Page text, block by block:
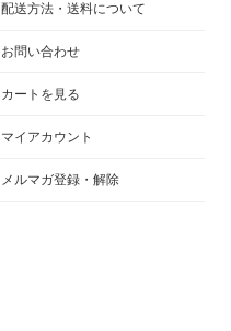
配送方法・送料について
お問い合わせ
カートを見る
マイアカウント
メルマガ登録・解除